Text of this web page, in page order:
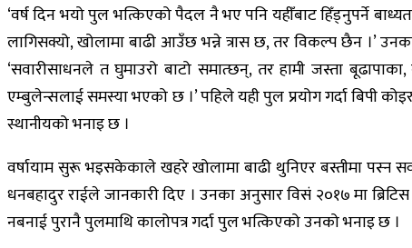
‘वर्ष दिन भयो पुल भत्किएको पैदल नै भए पनि यहीँबाट हिँड्नुपर्ने
लागिसक्यो, खोलामा बाढी आउँछ भन्ने त्रास छ, तर विकल्प छैन ।’
‘सवारीसाधनले त घुमाउरो बाटो समात्छन्, तर हामी जस्ता
एम्बुलेन्सलाई समस्या भएको छ ।’ पहिले यही पुल प्रयोग गर्दा बिपी
स्थानीयको भनाइ छ ।
वर्षायाम सुरू भइसकेकाले खहरे खोलामा बाढी थुनिएर बस्तीमा पस्न
धनबहादुर राईले जानकारी दिए । उनका अनुसार विसं २०१७ मा
नबनाई पुरानै पुलमाथि कालोपत्र गर्दा पुल भत्किएको उनको भनाइ छ ।